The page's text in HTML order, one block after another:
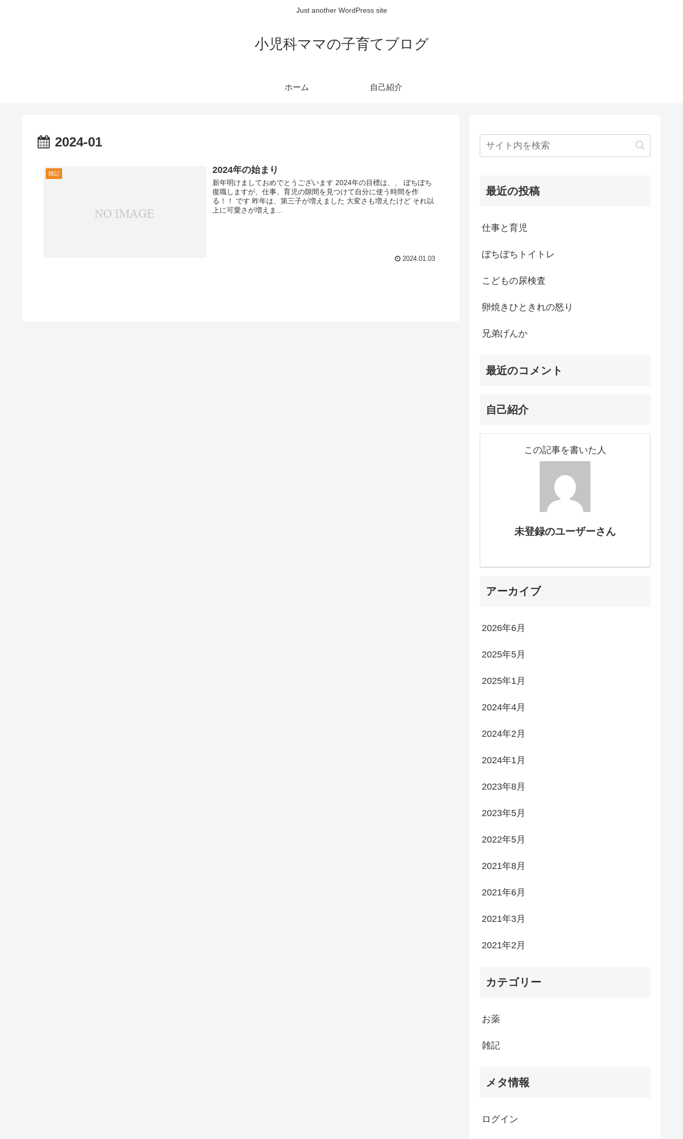
Just another WordPress site
小児科ママの子育てブログ
ホーム 自己紹介
2024-01
雑記 2024年の始まり
新年明けましておめでとうございます 2024年の目標は、、 ぼちぼち
復職しますが、仕事、育児の隙間を見つけて自分に使う時間を作
る！！ です 昨年は、第三子が増えました 大変さも増えたけど それ以
上に可愛さが増えま...
2024.01.03
最近の投稿
仕事と育児
ぼちぼちトイトレ
こどもの尿検査
卵焼きひときれの怒り
兄弟げんか
最近のコメント
自己紹介
この記事を書いた人
未登録のユーザーさん
アーカイブ
2026年6月
2025年5月
2025年1月
2024年4月
2024年2月
2024年1月
2023年8月
2023年5月
2022年5月
2021年8月
2021年6月
2021年3月
2021年2月
カテゴリー
お薬
雑記
メタ情報
ログイン